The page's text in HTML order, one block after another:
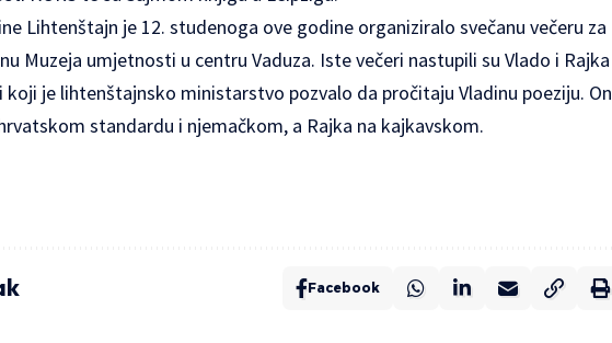
Lihtenštajn je 12. studenoga ove godine organiziralo svečanu večeru za
Muzeja umjetnosti u centru Vaduza. Iste večeri nastupili su Vlado i Rajka
koji je lihtenštajnsko ministarstvo pozvalo da pročitaju Vladinu poeziju. On
standardu i njemačkom, a Rajka na kajkavskom.
Facebook